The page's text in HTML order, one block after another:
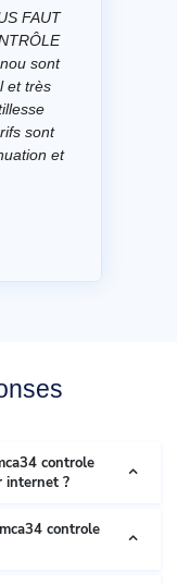
FAUT
sont
et très
sont
et
controle
control sur internet ?
controle